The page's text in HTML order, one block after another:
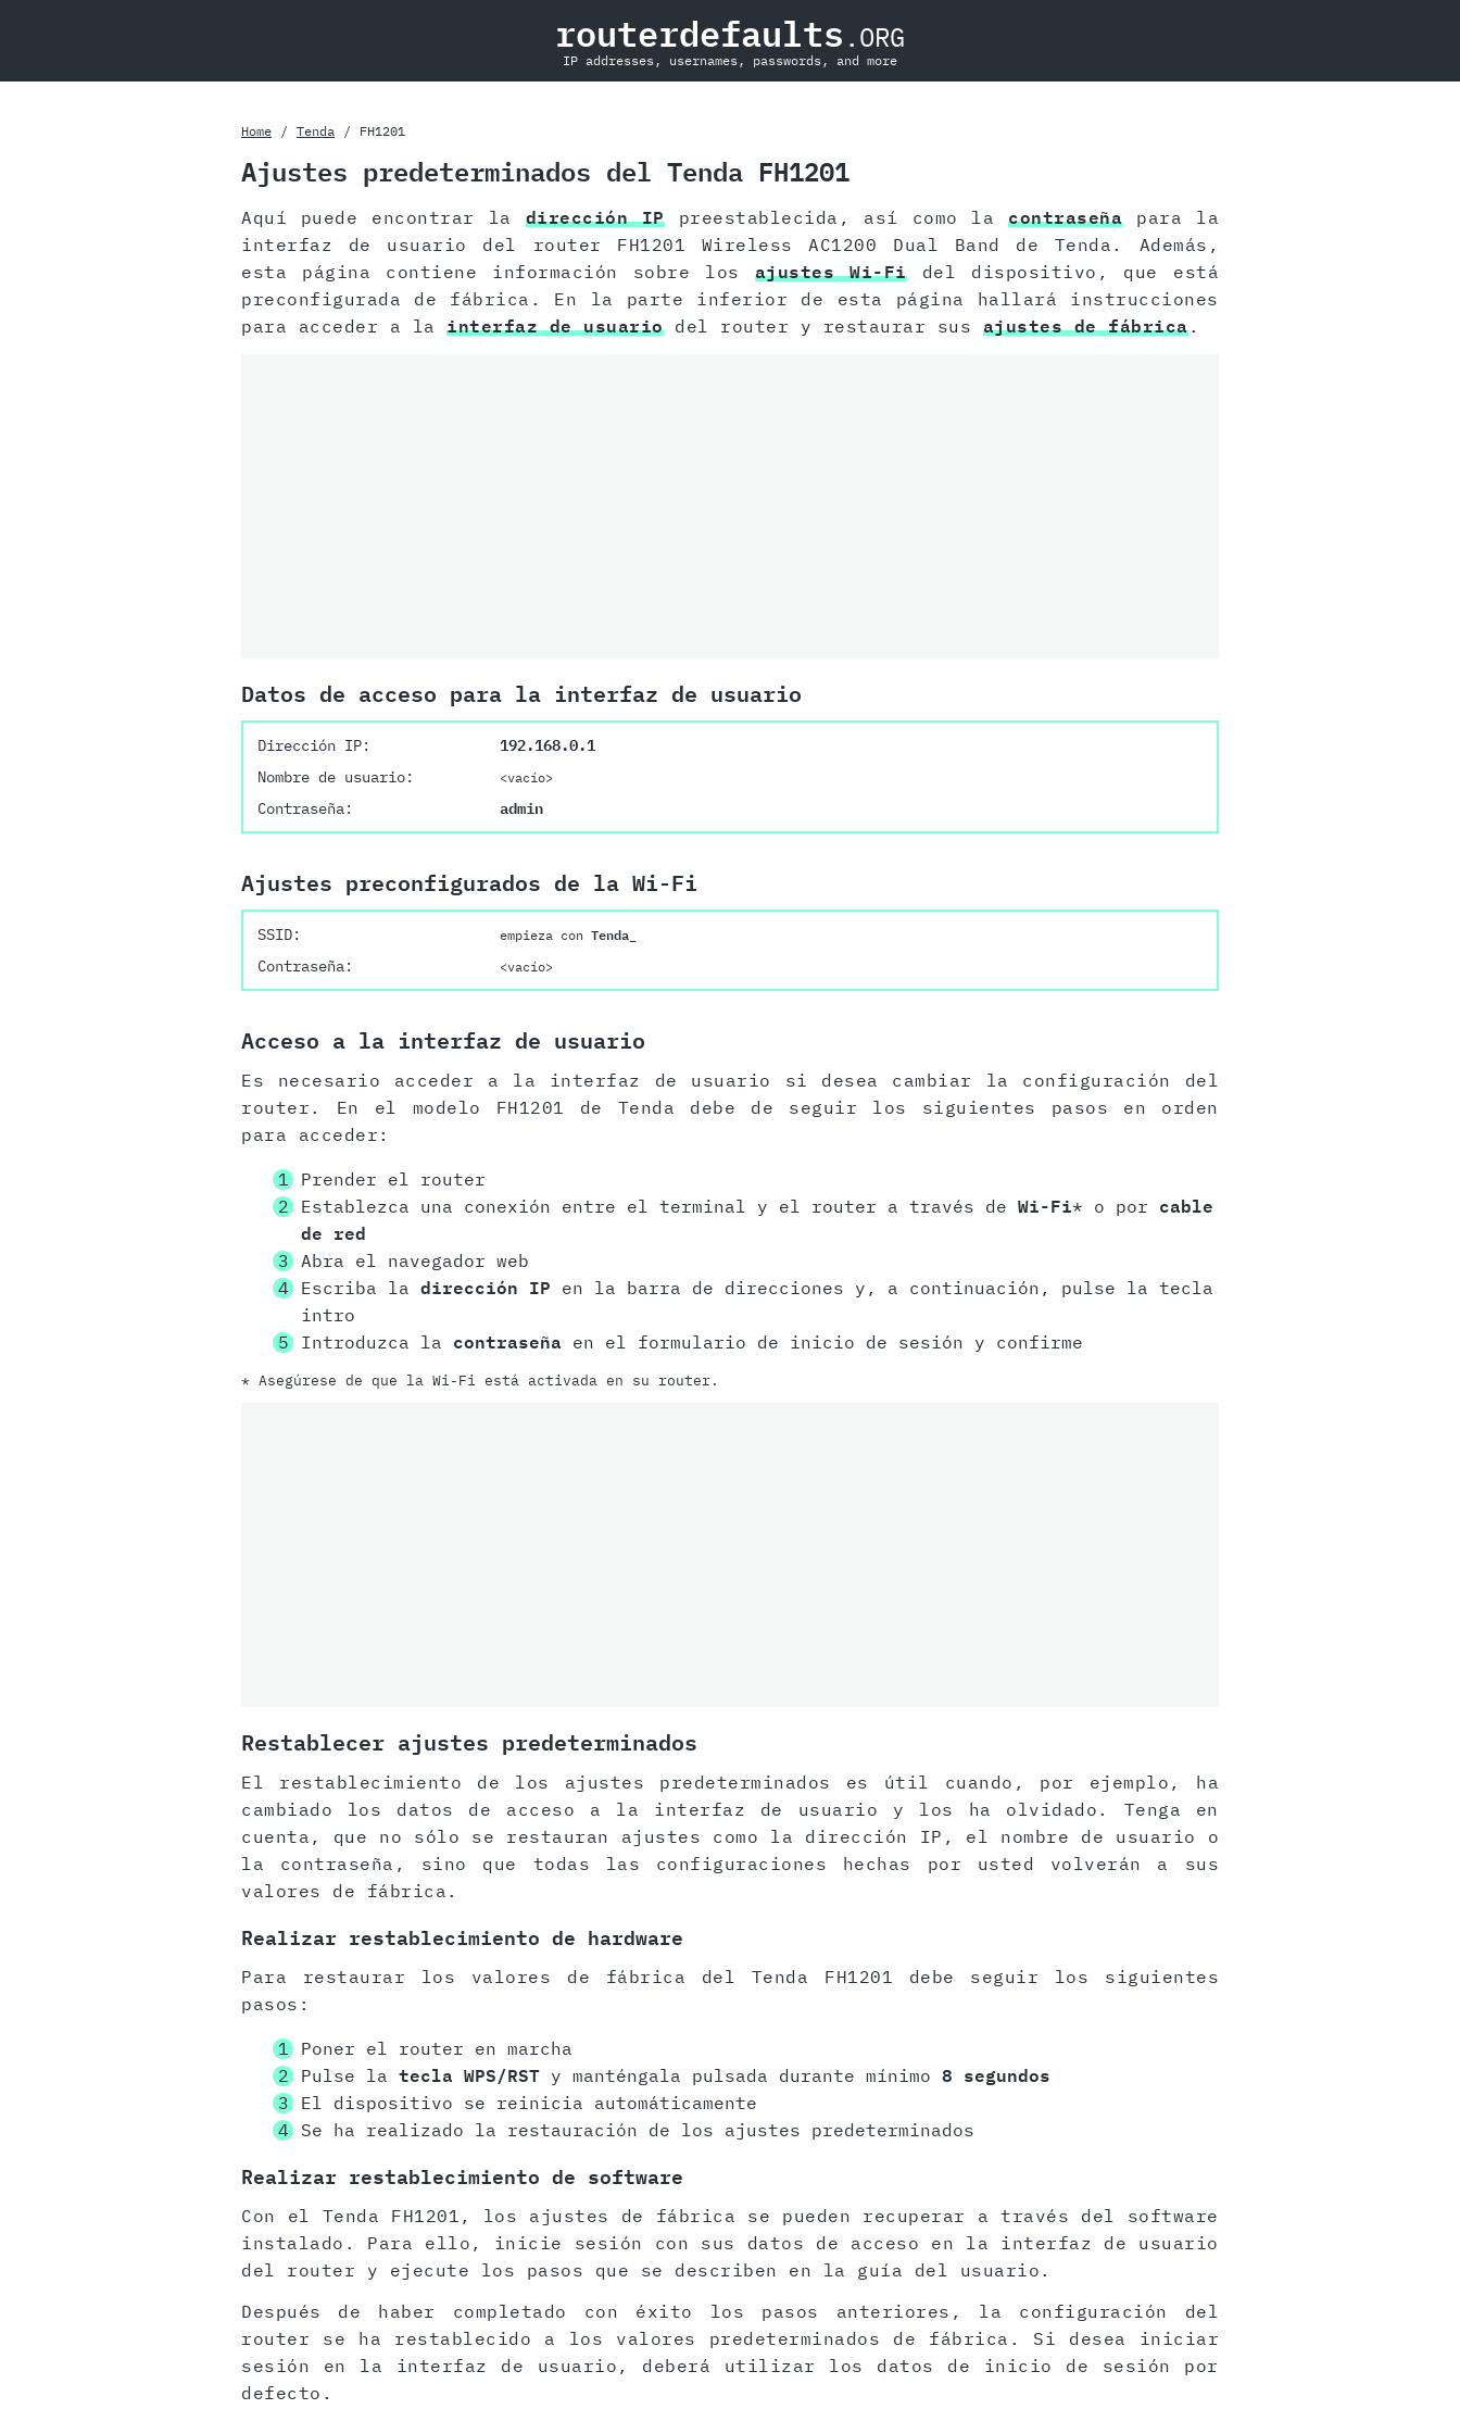
routerdefaults .ORG
IP addresses, usernames, passwords, and more
Home Tenda FH1201
Ajustes predeterminados del Tenda FH1201
Aquí puede encontrar la dirección IPpreestablecida, así como lacontraseña para la
interfaz de usuario del router FH1201 Wireless AC1200 Dual Band de Tenda. Además,
esta página contiene información sobre los ajustes Wi-Fidel dispositivo, que está
preconfigurada de fábrica. En la parte inferior de esta página hallará instrucciones
para acceder a la interfaz de usuariodel router y restaurar sus ajustes de fábrica.
Datos de acceso para la interfaz de usuario
Dirección IP:
192.168.0.1
Nombre de usuario:
<vacío>
Contraseña: admin
Ajustes preconfigurados de la Wi-Fi
SSID: empieza con Tenda_
Contraseña: <vacío>
Acceso a la interfaz de usuario
Es necesario acceder a la interfaz de usuario si desea cambiar la configuración del
router. En el modelo FH1201 de Tenda debe de seguir los siguientes pasos en orden
para acceder:
Prender el router
Establezca una conexión entre el terminal y el router a través de Wi-Fi* o por cable
de red
Abra el navegador web
Escriba la dirección IP en la barra de direcciones y, a continuación, pulse la tecla
intro
Introduzca la contraseña en el formulario de inicio de sesión y confirme
* Asegúrese de que la Wi-Fi está activada en su router.
Restablecer ajustes predeterminados
El restablecimiento de los ajustes predeterminados es útil cuando, por ejemplo, ha
cambiado los datos de acceso a la interfaz de usuario y los ha olvidado. Tenga en
cuenta, que no sólo se restauran ajustes como la dirección IP, el nombre de usuario o
la contraseña, sino que todas las configuraciones hechas por usted volverán a sus
valores de fábrica.
Realizar restablecimiento de hardware
Para restaurar los valores de fábrica del Tenda FH1201 debe seguir los siguientes
pasos:
Poner el router en marcha
Pulse la tecla WPS/RSTy manténgala pulsada durante mínimo 8 segundos
El dispositivo se reinicia automáticamente
Se ha realizado la restauración de los ajustes predeterminados
Realizar restablecimiento de software
Con el Tenda FH1201, los ajustes de fábrica se pueden recuperar a través del software
instalado. Para ello, inicie sesión con sus datos de acceso en la interfaz de usuario
del router y ejecute los pasos que se describen en la guía del usuario.
Después de haber completado con éxito los pasos anteriores, la configuración del
router se ha restablecido a los valores predeterminados de fábrica. Si desea iniciar
sesión en la interfaz de usuario, deberá utilizar los datos de inicio de sesión por
defecto.